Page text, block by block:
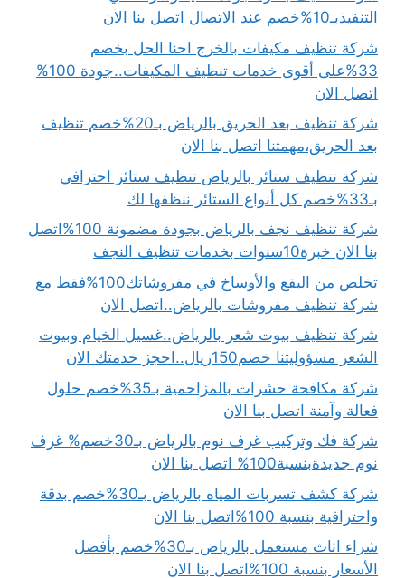
التنفيذبـ10%خصم عند الاتصال اتصل بنا الان
شركة تنظيف مكيفات بالخرج احنا الحل بخصم
33%على أقوى خدمات تنظيف المكيفات..جودة 100%
اتصل الان
شركة تنظيف بعد الحريق بالرياض بـ20%خصم تنظيف
بعد الحريق،مهمتنا اتصل بنا الان
شركة تنظيف ستائر بالرياض تنظيف ستائر احترافي
بـ33%خصم كل أنواع الستائر ننظفها لك
شركة تنظيف نجف بالرياض بجودة مضمونة 100%اتصل
بنا الان خبرة10سنوات بخدمات تنظيف النجف
تخلص من البقع والأوساخ في مفروشاتك100%فقط مع
شركة تنظيف مفروشات بالرياض..اتصل الان
شركة تنظيف بيوت شعر بالرياض..غسيل الخيام وبيوت
الشعر مسؤوليتنا خصم150ريال..احجز خدمتك الان
شركة مكافحة حشرات بالمزاحمية بـ35%خصم حلول
فعالة وآمنة اتصل بنا الان
شركة فك وتركيب غرف نوم بالرياض بـ30خصم% غرف
نوم جديدةبنسبة100% اتصل بنا الان
شركة كشف تسربات المياه بالرياض بـ30%خصم بدقة
واحترافية بنسبة 100%اتصل بنا الان
شراء اثاث مستعمل بالرياض بـ30%خصم بأفضل
الأسعار بنسبة 100%اتصل بنا الان